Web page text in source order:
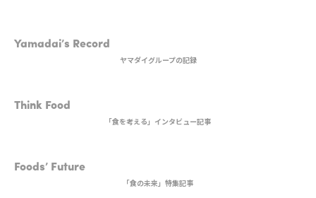
Yamadai’s Record
ヤマダイグループの記録
Think Food
「食を考える」インタビュー記事
Foods’ Future
「食の未来」特集記事